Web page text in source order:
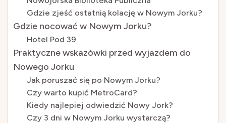
Gdzie zjeść ostatnią kolację w Nowym Jorku?
Gdzie nocować w Nowym Jorku?
Hotel Pod 39
Praktyczne wskazówki przed wyjazdem do
Nowego Jorku
Jak poruszać się po Nowym Jorku?
Czy warto kupić MetroCard?
Kiedy najlepiej odwiedzić Nowy Jork?
Czy 3 dni w Nowym Jorku wystarczą?